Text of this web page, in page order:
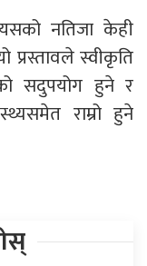
नतिजा केही
प्रस्तावले स्वीकृति
सदुपयोग हुने र
राम्रो हुने